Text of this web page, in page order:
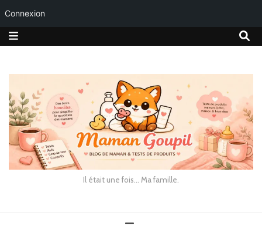
Connexion
Il était une fois… Ma famille.